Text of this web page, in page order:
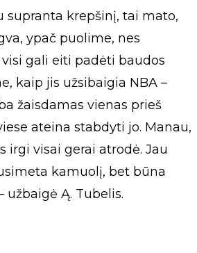
supranta krepšinį, tai mato,
ypač puolime, nes
gali eiti padėti baudos
kaip jis užsibaigia NBA –
žaisdamas vienas prieš
ateina stabdyti jo. Manau,
irgi visai gerai atrodė. Jau
kamuolį, bet būna
užbaigė Ą. Tubelis.